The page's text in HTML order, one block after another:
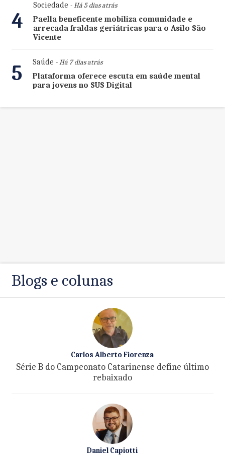
4
Sociedade - Há 5 dias atrás
Paella beneficente mobiliza comunidade e
arrecada fraldas geriátricas para o Asilo São
Vicente
5 Saúde - Há 7 dias atrás
Plataforma oferece escuta em saúde mental
para jovens no SUS Digital
Blogs e colunas
Carlos Alberto Fiorenza
Série B do Campeonato Catarinense define último
rebaixado
Daniel Capiotti